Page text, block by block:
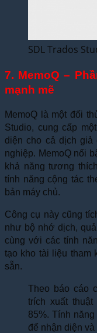
SDL Trados
7. MemoQ –
mạnh mẽ
MemoQ là một đối
Studio, cung cấp
diện cho cả dịch giả
nghiệp. MemoQ nổi
khả năng tương
tính năng cộng tác
bản máy chủ.
Công cụ này cũng
như bộ nhớ dịch,
cùng với các tính
tạo kho tài liệu tham
sẵn.
Theo báo cáo
trích xuất
85%. Tính
để nhận diện